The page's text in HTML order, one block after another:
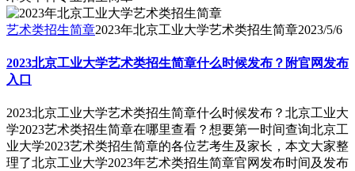
艺术类招生简章2023年北京工业大学艺术类招生简章2023/5/6
2023北京工业大学艺术类招生简章什么时候发布？附官网发布
入口
2023北京工业大学艺术类招生简章什么时候发布？北京工业大
学2023艺术类招生简章在哪里查看？想要第一时间查询北京工
业大学2023艺术类招生简章的各位艺考生及家长，本文大家整
理了北京工业大学2023年艺术类招生简章官网发布时间及发布